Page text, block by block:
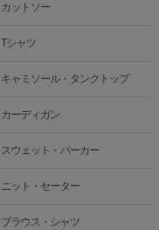
カットソー
Tシャツ
キャミソール・タンクトップ
カーディガン
スウェット・パーカー
ニット・セーター
ブラウス・シャツ